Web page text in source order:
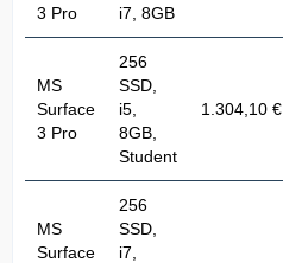
3 Pro
i7, 8GB
MS
Surface
3 Pro
256
SSD,
i5,
8GB,
Student
1.304,10 €
MS
Surface
256
SSD,
i7,